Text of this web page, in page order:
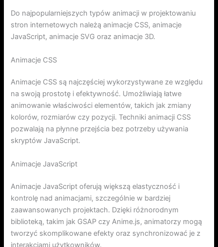
Do najpopularniejszych typów animacji w projektowaniu
stron internetowych należą animacje CSS, animacje
JavaScript, animacje SVG oraz animacje 3D.
Animacje CSS
Animacje CSS są najczęściej wykorzystywane ze względu
na swoją prostotę i efektywność. Umożliwiają łatwe
animowanie właściwości elementów, takich jak zmiany
kolorów, rozmiarów czy pozycji. Techniki animacji CSS
pozwalają na płynne przejścia bez potrzeby używania
skryptów JavaScript.
Animacje JavaScript
Animacje JavaScript oferują większą elastyczność i
kontrolę nad animacjami, szczególnie w bardziej
zaawansowanych projektach. Dzięki różnorodnym
biblioteką, takim jak GSAP czy Anime.js, animatorzy mogą
tworzyć skomplikowane efekty oraz synchronizować je z
interakcjami użytkowników.